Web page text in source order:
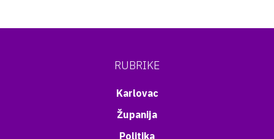
RUBRIKE
Karlovac
Županija
Politika